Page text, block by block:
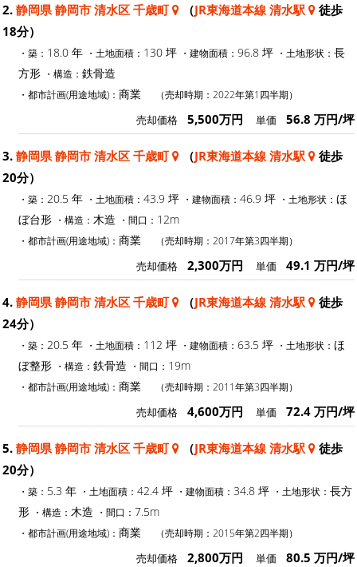
2. 静岡県 静岡市 清水区 千歳町 （JR東海道本線 清水駅
徒歩
18分）
・築： 18.0 年 ・土地面積： 130 坪 ・建物面積： 96.8 坪 ・土地形状： 長
方形 ・構造： 鉄骨造
・都市計画(用途地域)： 商業 （売却時期：2022年第1四半期）
売却価格 5,500万円 単価 56.8 万円/坪
3. 静岡県 静岡市 清水区 千歳町 （JR東海道本線 清水駅
徒歩
20分）
・築： 20.5 年 ・土地面積： 43.9 坪 ・建物面積： 46.9 坪 ・土地形状： ほ
ぼ台形 ・構造： 木造 ・間口： 12m
・都市計画(用途地域)： 商業 （売却時期：2017年第3四半期）
売却価格 2,300万円 単価 49.1 万円/坪
4. 静岡県 静岡市 清水区 千歳町 （JR東海道本線 清水駅
徒歩
24分）
・築： 20.5 年 ・土地面積： 112 坪 ・建物面積： 63.5 坪 ・土地形状： ほ
ぼ整形 ・構造： 鉄骨造 ・間口： 19m
・都市計画(用途地域)： 商業 （売却時期：2011年第3四半期）
売却価格 4,600万円 単価 72.4 万円/坪
5. 静岡県 静岡市 清水区 千歳町 （JR東海道本線 清水駅
徒歩
20分）
・築： 5.3 年 ・土地面積： 42.4 坪 ・建物面積： 34.8 坪 ・土地形状： 長方
形 ・構造： 木造 ・間口： 7.5m
・都市計画(用途地域)： 商業 （売却時期：2015年第2四半期）
売却価格 2,800万円 単価 80.5 万円/坪